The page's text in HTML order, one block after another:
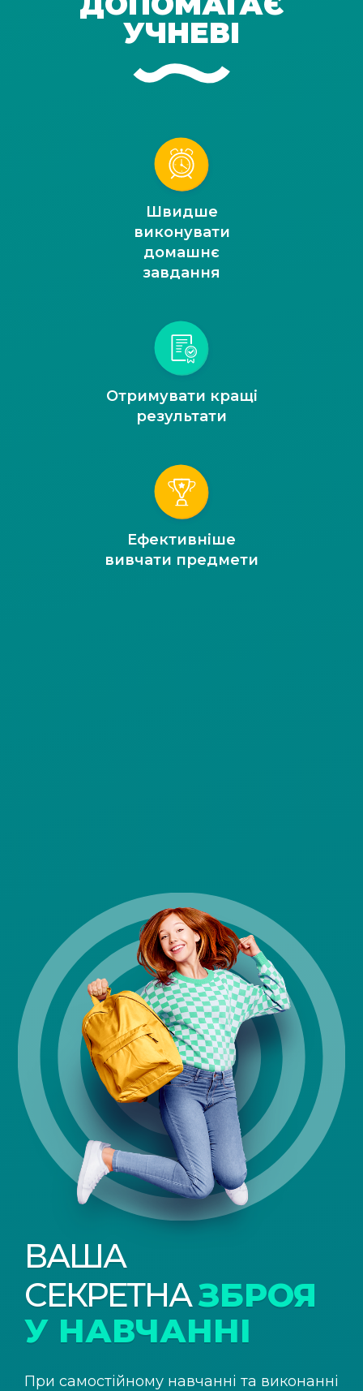
УЧНЕВІ
Швидше
виконувати
домашнє
завдання
Отримувати кращі
результати
Ефективніше
вивчати предмети
ВАША
СЕКРЕТНАЗБРОЯ
У НАВЧАННІ
При самостійному навчанні та виконанні